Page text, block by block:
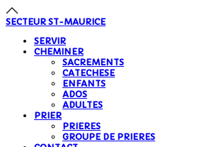
SECTEUR ST-MAURICE
SERVIR
CHEMINER
SACREMENTS
CATECHESE
ENFANTS
ADOS
ADULTES
PRIER
PRIERES
GROUPE DE PRIERES